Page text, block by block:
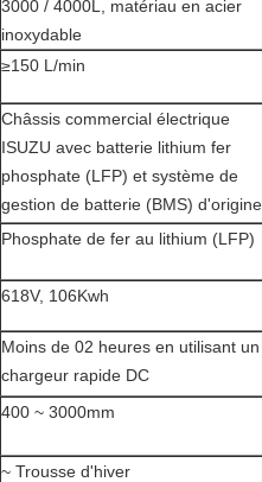
3000 / 4000L, matériau en acier
inoxydable
≥150 L/min
Châssis commercial électrique
ISUZU avec batterie lithium fer
phosphate (LFP) et système de
gestion de batterie (BMS) d'origine
Phosphate de fer au lithium (LFP)
618V, 106Kwh
Moins de 02 heures en utilisant un
chargeur rapide DC
400 ~ 3000mm
~ Trousse d'hiver